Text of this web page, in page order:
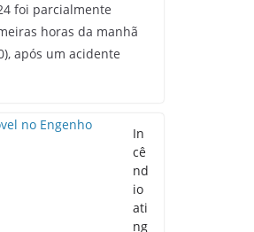
foi parcialmente
horas da manhã
após um acidente
In
cê
nd
io
ati
ng